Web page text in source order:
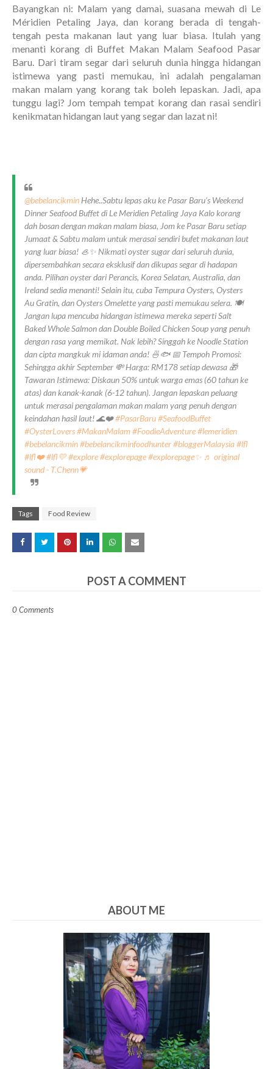
Bayangkan ni: Malam yang damai, suasana mewah di Le
Méridien Petaling Jaya, dan korang berada di tengah-
tengah pesta makanan laut yang luar biasa. Itulah yang
menanti korang di Buffet Makan Malam Seafood Pasar
Baru. Dari tiram segar dari seluruh dunia hingga hidangan
istimewa yang pasti memukau, ini adalah pengalaman
makan malam yang korang tak boleh lepaskan. Jadi, apa
tunggu lagi? Jom tempah tempat korang dan rasai sendiri
kenikmatan hidangan laut yang segar dan lazat ni!
@bebelancikminHehe..Sabtu lepas aku ke Pasar Baru’s Weekend
Dinner Seafood Buffet di Le Meridien Petaling Jaya Kalo korang
dah bosan dengan makan malam biasa, Jom ke Pasar Baru setiap
Jumaat & Sabtu malam untuk merasai sendiri bufet makanan laut
yang luar biasa! 🦪✨ Nikmati oyster sugar dari seluruh dunia,
dipersembahkan secara eksklusif dan dikupas segar di hadapan
anda. Pilihan oyster dari Perancis, Korea Selatan, Australia, dan
Ireland sedia menanti! Selain itu, cuba Tempura Oysters, Oysters
Au Gratin, dan Oysters Omelette yang pasti memukau selera. 🍽️
Jangan lupa mencuba hidangan istimewa mereka seperti Salt
Baked Whole Salmon dan Double Boiled Chicken Soup yang penuh
dengan rasa yang memikat. Nak lebih? Singgah ke Noodle Station
dan cipta mangkuk mi idaman anda! 🍜🐟 📅 Tempoh Promosi:
Sehingga akhir September 💸 Harga: RM178 setiap dewasa 🎁
Tawaran Istimewa: Diskaun 50% untuk warga emas (60 tahun ke
atas) dan kanak-kanak (6-12 tahun). Jangan lepaskan peluang
untuk merasai pengalaman makan malam yang penuh dengan
keindahan hasil laut! 🌊❤️#PasarBaru#SeafoodBuffet
#OysterLovers#MakanMalam#FoodieAdventure#lemeridien
#bebelancikmin#bebelancikminfoodhunter#bloggerMalaysia#lfl
#lfl❤️#lfl💛#explore#explorepage#explorepage✨ ♬ original
sound - T.Chenn💗
Tags Food Review
POST A COMMENT
0 Comments
ABOUT ME